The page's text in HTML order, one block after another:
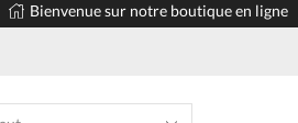
Bienvenue sur notre boutique en ligne